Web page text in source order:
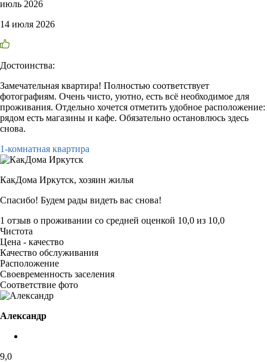
июль 2026
14 июля 2026
Достоинства:
Замечательная квартира! Полностью соответствует
фотографиям. Очень чисто, уютно, есть всё необходимое для
проживания. Отдельно хочется отметить удобное расположение:
рядом есть магазины и кафе. Обязательно остановлюсь здесь
снова.
1-комнатная квартира
КакДома Иркутск, хозяин жилья
Спасибо! Будем рады видеть вас снова!
1 отзыв о проживании со средней оценкой 10,0 из 10,0
Чистота
Цена - качество
Качество обслуживания
Расположение
Своевременность заселения
Соответствие фото
Александр
9,0